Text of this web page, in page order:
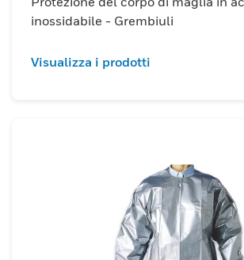
inossidabile - Grembiuli
Visualizza i prodotti